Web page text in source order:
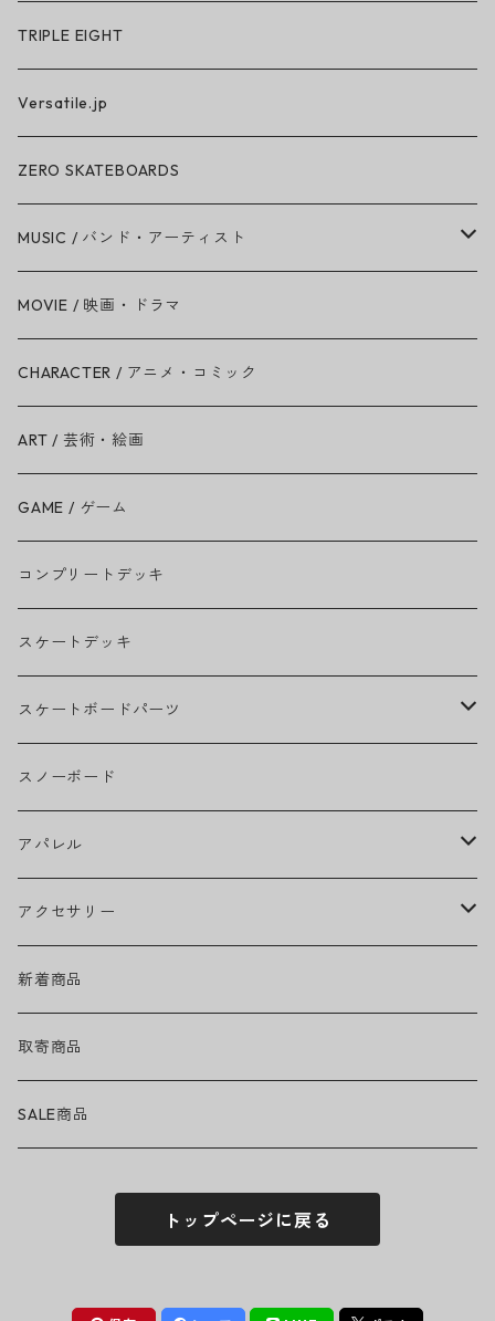
TRIPLE EIGHT
Versatile.jp
ZERO SKATEBOARDS
MUSIC / バンド・アーティスト
Amy Winehouse
Ariana Grande
BAD RELIGION
BEASTIE BOYS
THE BEATLES
BILLIE EILISH
BOB MARLEY
CAMILA CABELLO
Ed Sheeran
EMINEM
GREEN DAY
GUNS N' ROSES
LADY GAGA
MICHAEL JACKSON
MY CHEMICAL ROMANCE
MOVIE / 映画・ドラマ
CHARACTER / アニメ・コミック
ART / 芸術・絵画
GAME / ゲーム
コンプリートデッキ
スケートデッキ
スケートボードパーツ
グリップテープ
ウィール
ベアリング
トラック
ヘルメット・プロテクター
アクセサリー・小物
スノーボード
アパレル
ヘッドウェア
キャップ
ハット
ネックウェア
トップス
Tシャツ・ロングTシャツ
ボトムス
パンツ・ズボン
アクセサリー
ハードグッズ
バッグ・ポーチ
サングラス
フィギュア
新着商品
取寄商品
SALE商品
トップページに戻る